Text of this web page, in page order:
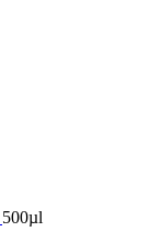
500µl